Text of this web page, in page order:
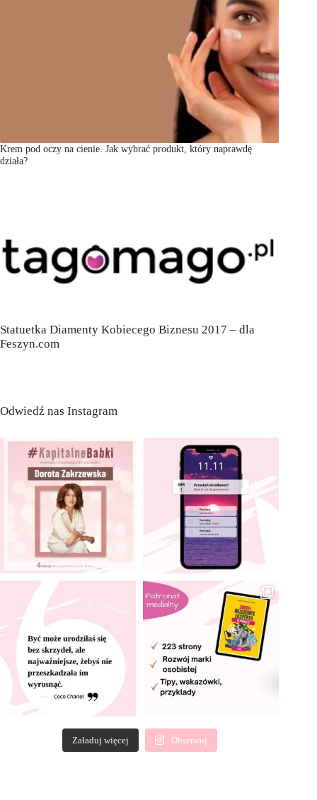
Krem pod oczy na cienie. Jak wybrać produkt, który naprawdę
działa?
Statuetka Diamenty Kobiecego Biznesu 2017 – dla
Feszyn.com
Odwiedź nas Instagram
Załaduj więcej Obserwuj